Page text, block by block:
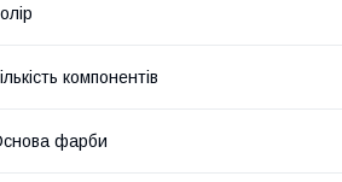
компонентів
фарби